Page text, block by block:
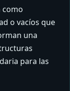
como
o vacíos que
una
para las